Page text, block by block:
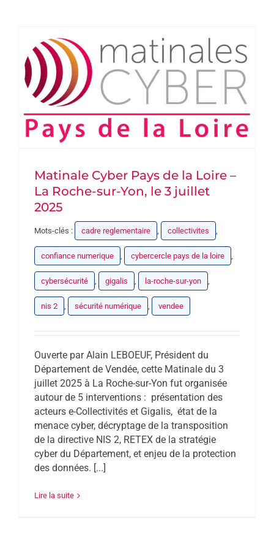
CONTACT
Matinale Cyber Pays de la Loire –
La Roche-sur-Yon, le 3 juillet
2025
Mots-clés : cadre reglementaire , collectivites ,
confiance numerique , cybercercle pays de la loire ,
cybersécurité , gigalis , la-roche-sur-yon ,
nis 2 , sécurité numérique , vendee
Ouverte par Alain LEBOEUF, Président du
Département de Vendée, cette Matinale du 3
juillet 2025 à La Roche-sur-Yon fut organisée
autour de 5 interventions : présentation des
acteurs e-Collectivités et Gigalis, état de la
menace cyber, décryptage de la transposition
de la directive NIS 2, RETEX de la stratégie
cyber du Département, et enjeu de la protection
des données. [...]
Lire la suite